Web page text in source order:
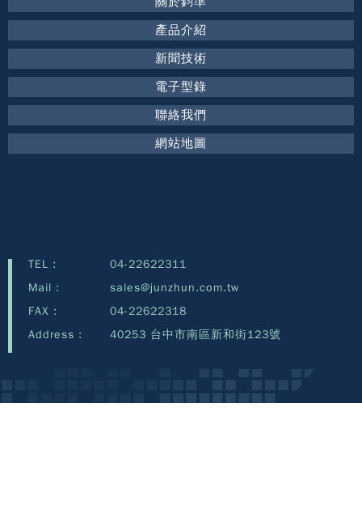
產品介紹
新聞技術
電子型錄
聯絡我們
網站地圖
TEL :
04-22622311
Mail :
sales@junzhun.com.tw
FAX :
04-22622318
Address :
40253 台中市南區新和街123號